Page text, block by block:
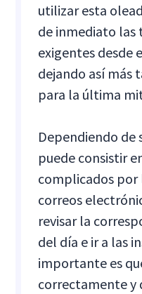
utilizar esta
de inmediato las
exigentes desde
dejando así más
para la última
Dependiendo de
puede consistir
complicados por
correos
revisar la
del día e ir a las
importante es
correctamente y